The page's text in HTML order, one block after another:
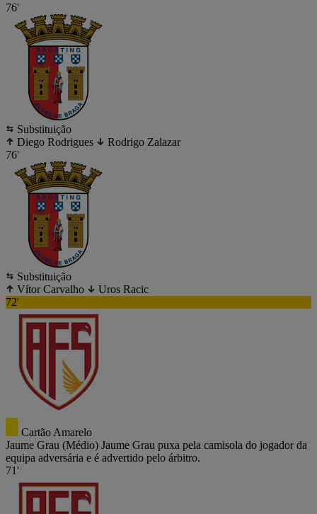
76'
Substituição
Diego Rodrigues
Rodrigo Zalazar
76'
Substituição
Vítor Carvalho
Uros Racic
72'
Cartão Amarelo
Jaume Grau (Médio) Jaume Grau puxa pela camisola do jogador da
equipa adversária e é advertido pelo árbitro.
71'